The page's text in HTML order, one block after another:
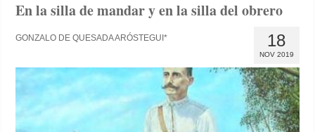
En la silla de mandar y en la silla del obrero
18
NOV 2019
GONZALO DE QUESADA ARÓSTEGUI*